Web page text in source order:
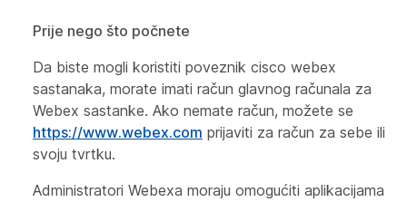
Prije nego što počnete
Da biste mogli koristiti poveznik cisco webex
sastanaka, morate imati račun glavnog računala za
Webex sastanke. Ako nemate račun, možete se
https://www.webex.com prijaviti za račun za sebe ili
svoju tvrtku.
Administratori Webexa moraju omogućiti aplikacijama